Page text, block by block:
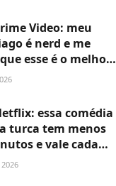
Video: meu
é nerd e me
esse é o melhor
científica
essa comédia
turca tem menos
e vale cada
segundo do seu